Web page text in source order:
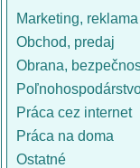
Marketing, reklama
Obchod, predaj
Obrana,
Práca cez internet
Práca na doma
Ostatné